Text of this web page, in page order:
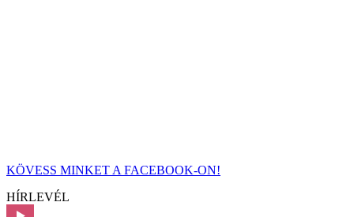
KÖVESS MINKET A FACEBOOK-ON!
HÍRLEVÉL